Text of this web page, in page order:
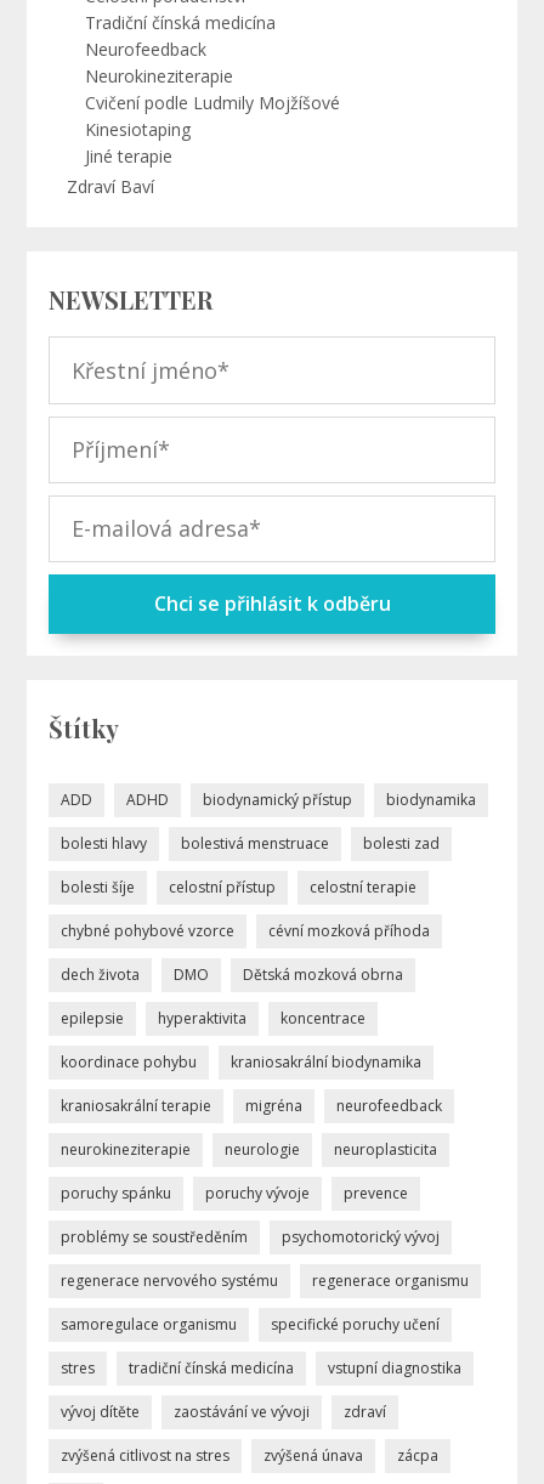
Tradiční čínská medicína
Neurofeedback
Neurokineziterapie
Cvičení podle Ludmily Mojžíšové
Kinesiotaping
Jiné terapie
Zdraví Baví
NEWSLETTER
Chci se přihlásit k odběru
Štítky
ADD ADHD biodynamický přístup biodynamika
bolesti hlavy bolestivá menstruace bolesti zad
bolesti šíje celostní přístup celostní terapie
chybné pohybové vzorce cévní mozková příhoda
dech života DMO Dětská mozková obrna
epilepsie hyperaktivita koncentrace
koordinace pohybu kraniosakrální biodynamika
kraniosakrální terapie migréna neurofeedback
neurokineziterapie neurologie neuroplasticita
poruchy spánku poruchy vývoje prevence
problémy se soustředěním psychomotorický vývoj
regenerace nervového systému regenerace organismu
samoregulace organismu specifické poruchy učení
stres tradiční čínská medicína vstupní diagnostika
vývoj dítěte zaostávání ve vývoji zdraví
zvýšená citlivost na stres zvýšená únava zácpa